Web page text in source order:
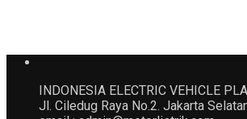
INDONESIA ELECTRIC VEHICLE
Jl. Ciledug Raya No.2. Jakarta